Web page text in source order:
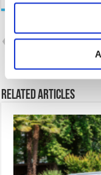
Previous
Piscine fuori terra
Related Articles